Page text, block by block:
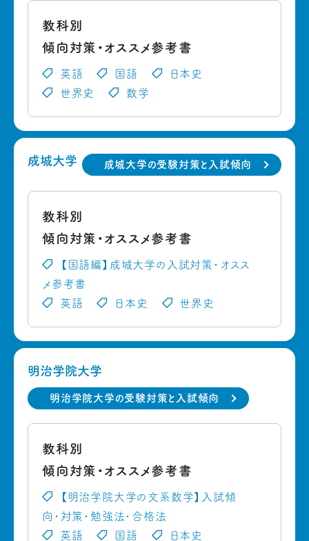
教科別
傾向対策・オススメ参考書
英語 国語
日本史
世界史
数学
成城大学 成城大学の受験対策と入試傾向
教科別
傾向対策・オススメ参考書
【国語編】成城大学の入試対策・オスス
メ参考書
英語
日本史 世界史
明治学院大学
明治学院大学の受験対策と入試傾向
教科別
傾向対策・オススメ参考書
【明治学院大学の文系数学】入試傾
向・対策・勉強法・合格法
英語
国語 日本史